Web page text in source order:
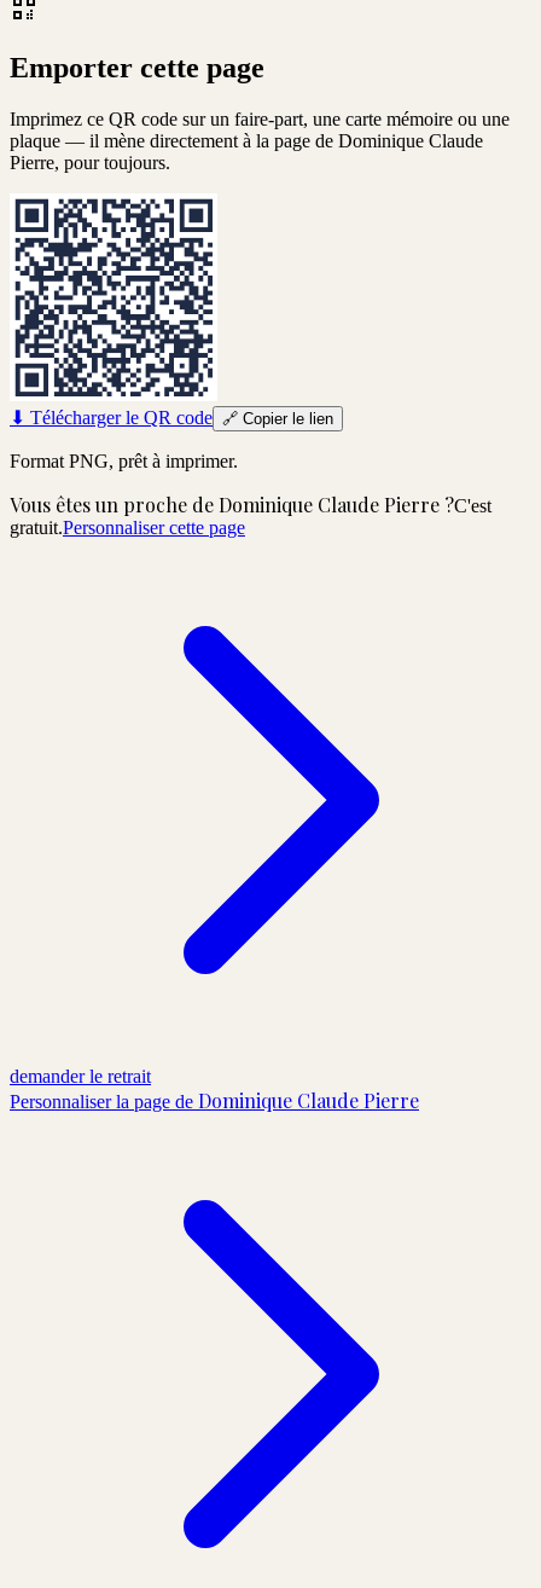
Emporter cette page
Imprimez ce QR code sur un faire-part, une carte mémoire ou une
plaque — il mène directement à la page de Dominique Claude
Pierre, pour toujours.
⬇ Télécharger le QR code 🔗 Copier le lien
Format PNG, prêt à imprimer.
Vous êtes un proche de Dominique Claude Pierre ?C'est
gratuit.Personnaliser cette page
demander le retrait
Personnaliser la page de Dominique Claude Pierre